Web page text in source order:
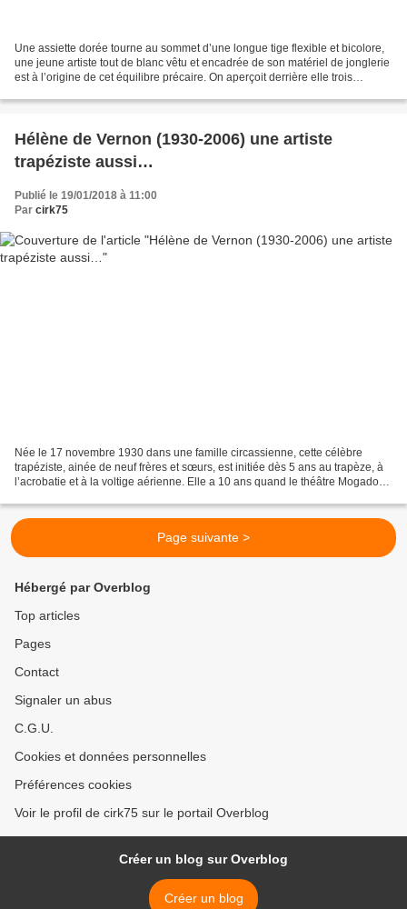
Une assiette dorée tourne au sommet d’une longue tige flexible et bicolore,
une jeune artiste tout de blanc vêtu et encadrée de son matériel de jonglerie
est à l’origine de cet équilibre précaire. On aperçoit derrière elle trois
Hélène de Vernon (1930-2006) une artiste
trapéziste aussi…
Publié le 19/01/2018 à 11:00
Par cirk75
Née le 17 novembre 1930 dans une famille circassienne, cette célèbre
trapéziste, ainée de neuf frères et sœurs, est initiée dès 5 ans au trapèze, à
l’acrobatie et à la voltige aérienne. Elle a 10 ans quand le théâtre Mogador
Page suivante >
Hébergé par Overblog
Top articles
Pages
Contact
Signaler un abus
C.G.U.
Cookies et données personnelles
Préférences cookies
Voir le profil de cirk75 sur le portail Overblog
Créer un blog sur Overblog
Créer un blog